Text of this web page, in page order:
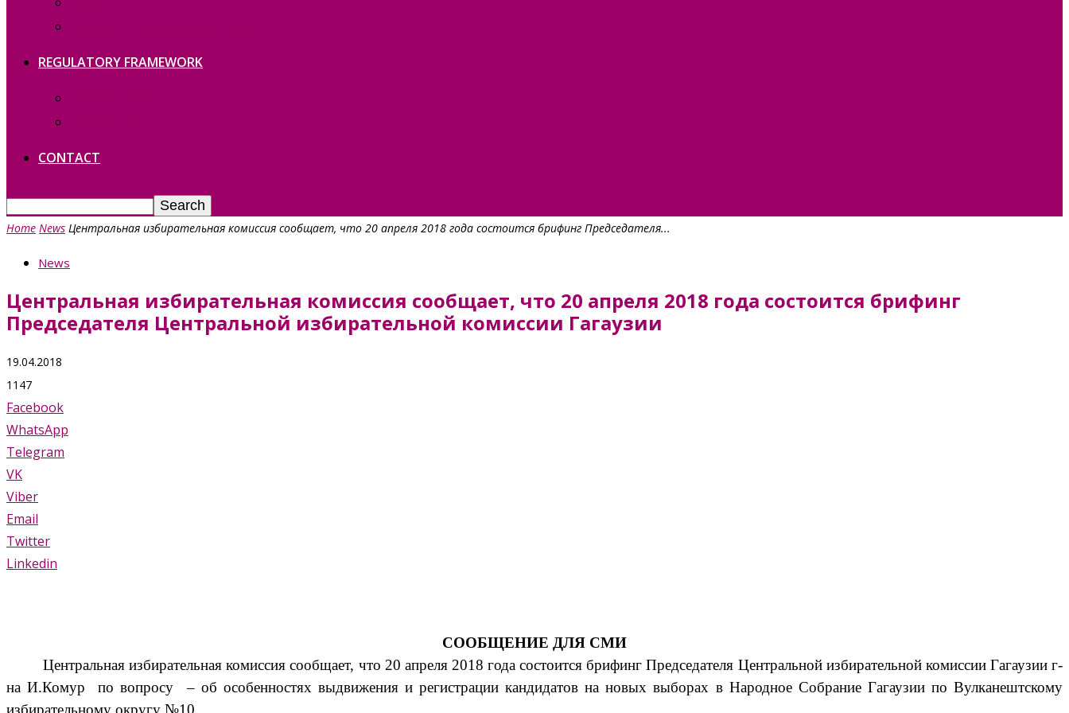
REGULATORY FRAMEWORK
CONTACT
Home News Центральная избирательная комиссия сообщает, что 20 апреля 2018 года состоится брифинг Председателя...
News
Центральная избирательная комиссия сообщает, что 20 апреля 2018 года состоится брифинг
Председателя Центральной избирательной комиссии Гагаузии
19.04.2018
1147
Facebook
WhatsApp
Telegram
VK
Viber
Email
Twitter
Linkedin
СООБЩЕНИЕ ДЛЯ СМИ
Центральная избирательная комиссия сообщает, что 20 апреля 2018 года состоится брифинг Председателя Центральной избирательной комиссии Гагаузии г-
на И.Комур
по вопросу
– об особенностях выдвижения и регистрации кандидатов на новых выборах в Народное Собрание Гагаузии по Вулканештскому
избирательному округу №10.